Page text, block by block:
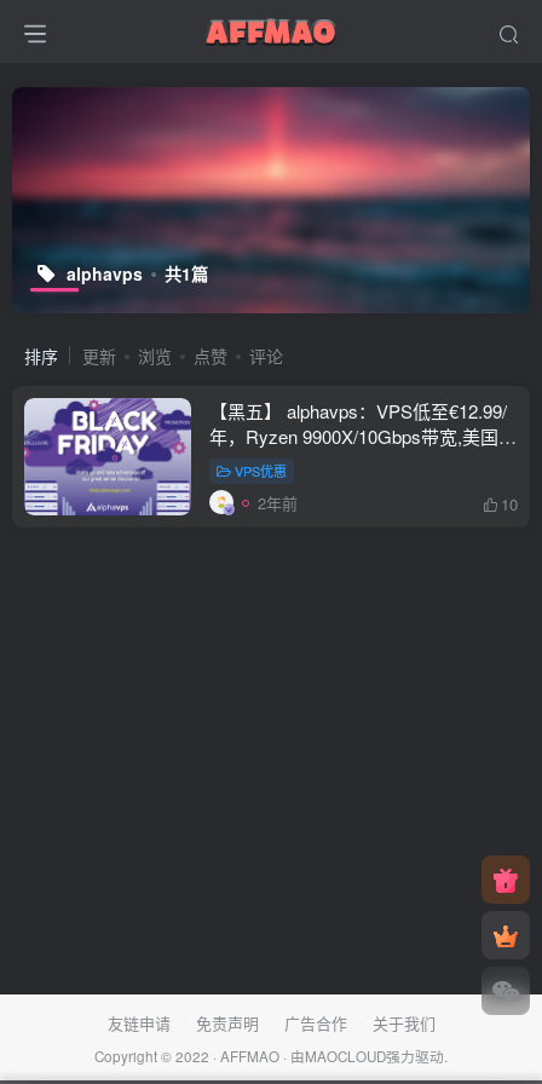
alphavps 共1篇
排序 更新 浏览 点赞 评论
【黑五】 alphavps：VPS低至€12.99/
年，Ryzen 9900X/10Gbps带宽,美国/
德国/英国/保加利亚
VPS优惠
2年前 10
友链申请 免责声明 广告合作 关于我们
Copyright © 2022 · AFFMAO · 由MAOCLOUD强力驱动.